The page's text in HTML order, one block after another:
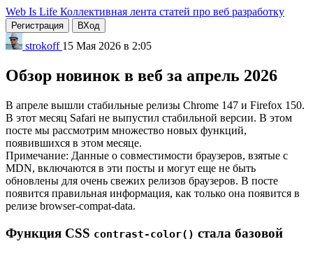
Web Is Life Коллективная лента статей про веб разработку
Регистрация ВХод
strokoff 15 Мая 2026 в 2:05
Обзор новинок в веб за апрель 2026
В апреле вышли стабильные релизы Chrome 147 и Firefox 150.
В этот месяц Safari не выпустил стабильной версии. В этом
посте мы рассмотрим множество новых функций,
появившихся в этом месяце.
Примечание: Данные о совместимости браузеров, взятые с
MDN, включаются в эти посты и могут еще не быть
обновлены для очень свежих релизов браузеров. В посте
появится правильная информация, как только она появится в
релизе browser-compat-data.
Функция CSS contrast-color() стала базовой